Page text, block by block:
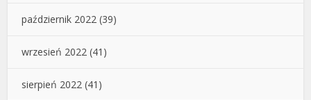
październik 2022 (39)
wrzesień 2022 (41)
sierpień 2022 (41)